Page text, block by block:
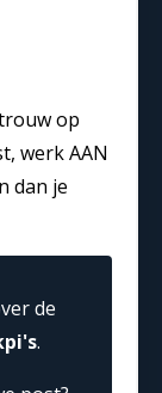
op
werk AAN
dan je
de
.